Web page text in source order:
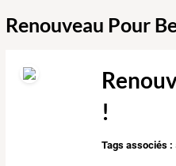
Renouveau Pour
!
Tags associés :